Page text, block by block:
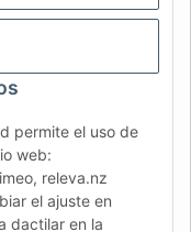
permite el uso de
web:
releva.nz
el ajuste en
dactilar en la